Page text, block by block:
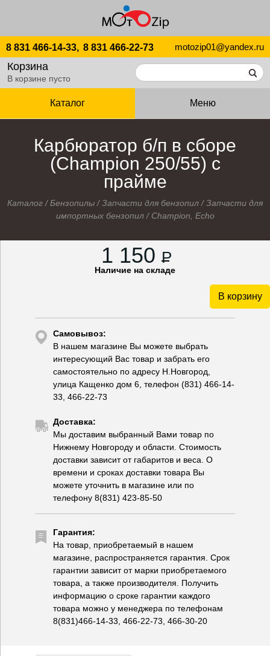
8 831 466-14-33, 8 831 466-22-73 motozip01@yandex.ru
Корзина
В корзине пусто
Каталог Меню
Карбюратор б/п в сборе
(Champion 250/55) c
прайме
Каталог /Бензопилы /Запчасти для бензопил /Запчасти для
импортных бензопил/ Champion, Echo
1 150 P
Наличие на складе
В корзину
Самовывоз:
В нашем магазине Вы можете выбрать
интересующий Вас товар и забрать его
самостоятельно по адресу Н.Новгород,
улица Кащенко дом 6, телефон (831) 466-14-
33, 466-22-73
Доставка:
Мы доставим выбранный Вами товар по
Нижнему Новгороду и области. Стоимость
доставки зависит от габаритов и веса. О
времени и сроках доставки товара Вы
можете уточнить в магазине или по
телефону 8(831) 423-85-50
Гарантия:
На товар, приобретаемый в нашем
магазине, распространяется гарантия. Срок
гарантии зависит от марки приобретаемого
товара, а также производителя. Получить
информацию о сроке гарантии каждого
товара можно у менеджера по телефонам
8(831)466-14-33, 466-22-73, 466-30-20